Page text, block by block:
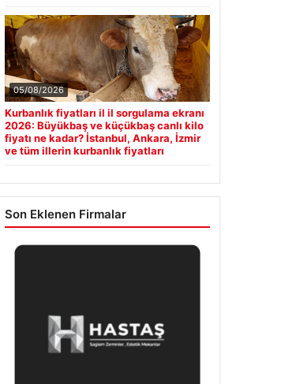
05/08/2026
Kurbanlık fiyatları il il sorgulama ekranı
2026: Büyükbaş ve küçükbaş canlı kilo
fiyatı ne kadar? İstanbul, Ankara, İzmir
ve tüm illerin kurbanlık fiyatları
Son Eklenen Firmalar